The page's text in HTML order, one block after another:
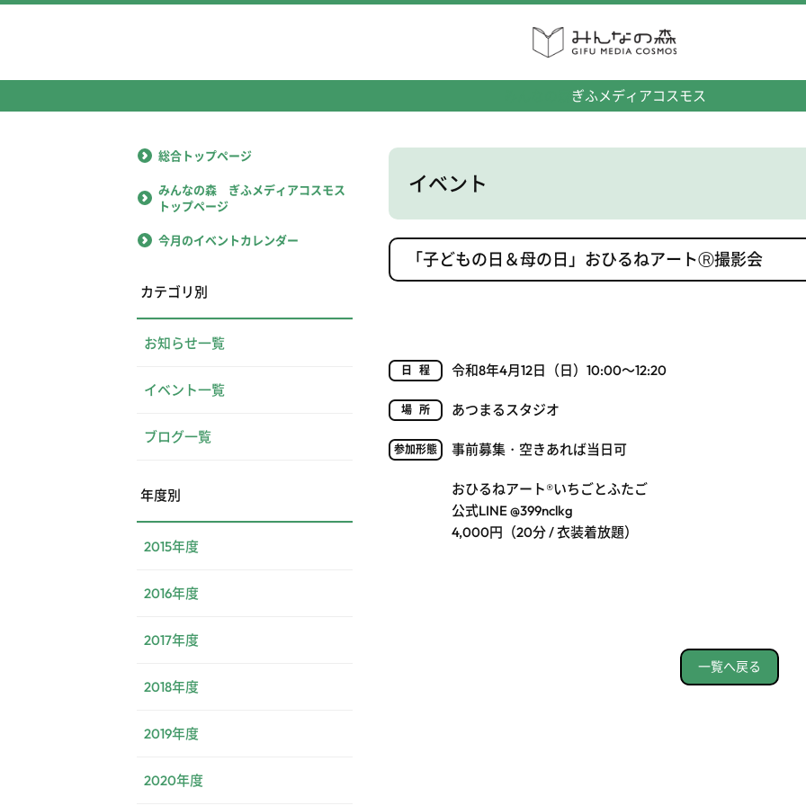
ぎふメディアコスモス
イベント
「子どもの日＆母の日」おひるねアートⓇ撮影会
日程 令和8年4月12日（日）10:00～12:20
場所 あつまるスタジオ
参加形態 事前募集・空きあれば当日可
おひるねアート®いちごとふたご
公式LINE @399nclkg
4,000円（20分 / 衣装着放題）
一覧へ戻る
総合トップページ
みんなの森 ぎふメディアコスモス
トップページ
今月のイベントカレンダー
カテゴリ別
お知らせ一覧
イベント一覧
ブログ一覧
年度別
2015年度
2016年度
2017年度
2018年度
2019年度
2020年度